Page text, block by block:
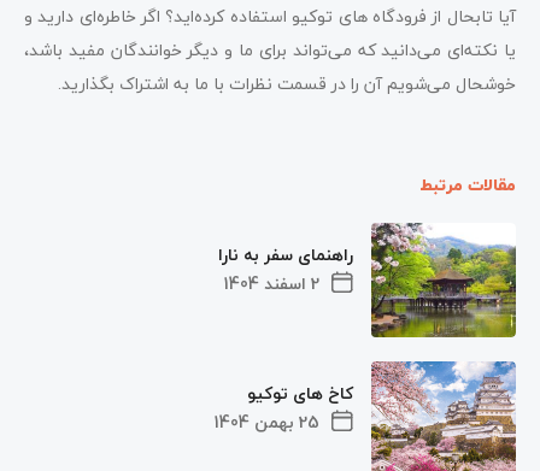
آیا تابحال از فرودگاه‌ های توکیو استفاده کرده‌اید؟ اگر خاطره‌ای دارید و
یا نکته‌ای می‌دانید که می‌تواند برای ما و دیگر خوانندگان مفید باشد،
خوشحال می‌شویم آن را در قسمت نظرات با ما به اشتراک بگذارید.
مقالات مرتبط
2 اسفند 1404
راهنمای سفر به نارا
25 بهمن 1404
کاخ های توکیو